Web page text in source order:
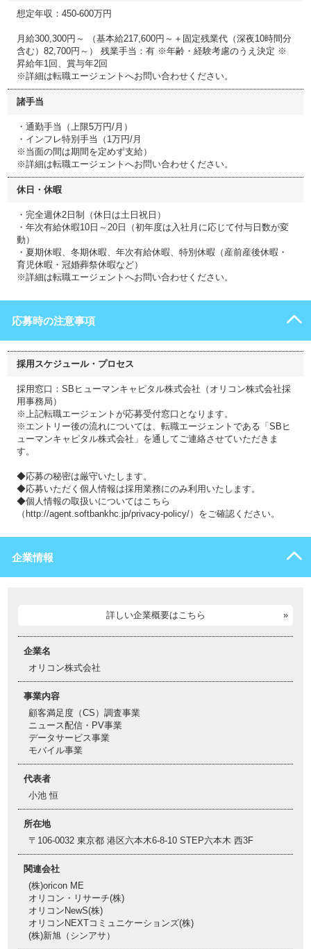
想定年収：450-600万円
月給300,300円～ （基本給217,600円～＋固定残業代（深夜10時間分
含む）82,700円～） 残業手当：有 ※年齢・経験考慮のうえ決定 ※
昇給年1回、賞与年2回
※詳細は転職エージェントへお問い合わせください。
諸手当
・通勤手当（上限5万円/月）
・インフレ特別手当（1万円/月
※当面の間は期間を定めず支給）
※詳細は転職エージェントへお問い合わせください。
休日・休暇
・完全週休2日制（休日は土日祝日）
・年次有給休暇10日～20日（初年度は入社月に応じて付与日数が変
動）
・夏期休暇、冬期休暇、年次有給休暇、特別休暇（産前産後休暇・
育児休暇・冠婚葬祭休暇など）
※詳細は転職エージェントへお問い合わせください。
応募時の注意事項
採用スケジュール・プロセス
採用窓口：SBヒューマンキャピタル株式会社（オリコン株式会社採
用事務局）
※上記転職エージェントが応募受付窓口となります。
※エントリー後の流れについては、転職エージェントである「SBヒ
ューマンキャピタル株式会社」を通してご連絡させていただきま
す。
◆応募の秘密は厳守いたします。
◆応募いただく個人情報は採用業務にのみ利用いたします。
◆個人情報の取扱いについてはこちら
（http://agent.softbankhc.jp/privacy-policy/）をご確認ください。
企業情報
詳しい企業概要はこちら
企業名
オリコン株式会社
事業内容
顧客満足度（CS）調査事業
ニュース配信・PV事業
データサービス事業
モバイル事業
代表者
小池 恒
所在地
〒106-0032 東京都 港区六本木6-8-10 STEP六本木 西3F
関連会社
(株)oricon ME
オリコン・リサーチ(株)
オリコンNewS(株)
オリコンNEXTコミュニケーションズ(株)
(株)新旭​（シンアサ）